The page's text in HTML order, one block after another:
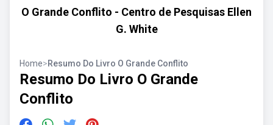
O Grande Conflito - Centro de Pesquisas Ellen
G. White
Home>Resumo Do Livro O Grande Conflito
Resumo Do Livro O Grande
Conflito